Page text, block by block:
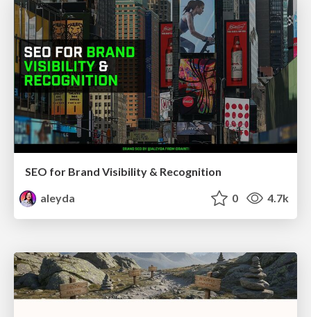
SEO for Brand Visibility & Recognition
aleyda
0 4.7k